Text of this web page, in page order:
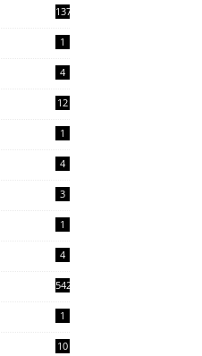
137
1
4
12
1
4
3
1
4
542
1
10